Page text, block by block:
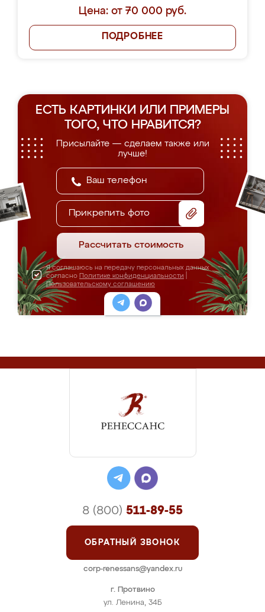
Цена: от 70 000 руб.
ПОДРОБНЕЕ
ЕСТЬ КАРТИНКИ ИЛИ ПРИМЕРЫ
ТОГО, ЧТО НРАВИТСЯ?
Присылайте — сделаем также или
лучше!
Прикрепить фото
Рассчитать стоимость
Я соглашаюсь на передачу персональных данных
согласно Политике конфиденциальности
Пользовательскому соглашению
г. Протвино
ул. Ленина, 34Б
8 (800) 511-89-55
ОБРАТНЫЙ ЗВОНОК
corp-renessans@yandex.ru